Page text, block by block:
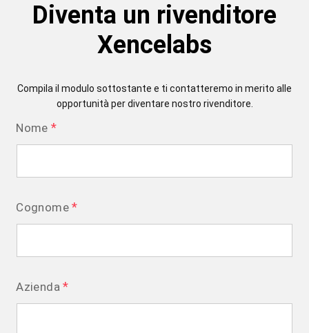
Diventa un rivenditore
Xencelabs
Compila il modulo sottostante e ti contatteremo in merito alle
opportunità per diventare nostro rivenditore.
Nome *
Cognome *
Azienda *